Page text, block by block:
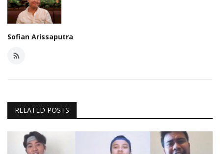
Sofian Arissaputra
RELATED POSTS